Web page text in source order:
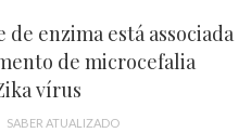
de enzima está associada
de microcefalia
vírus
SABER ATUALIZADO